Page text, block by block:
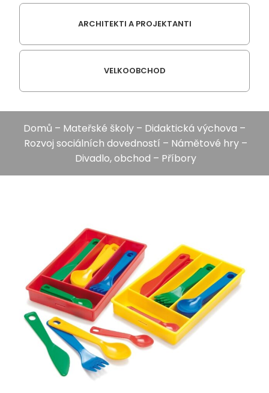
ARCHITEKTI A PROJEKTANTI
VELKOOBCHOD
Domů – Mateřské školy – Didaktická výchova –
Rozvoj sociálních dovedností – Námětové hry –
Divadlo, obchod – Příbory